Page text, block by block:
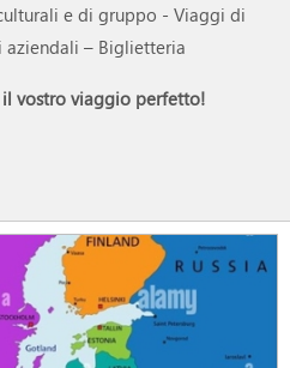
e di gruppo - Viaggi di
aziendali – Biglietteria
vostro viaggio perfetto!